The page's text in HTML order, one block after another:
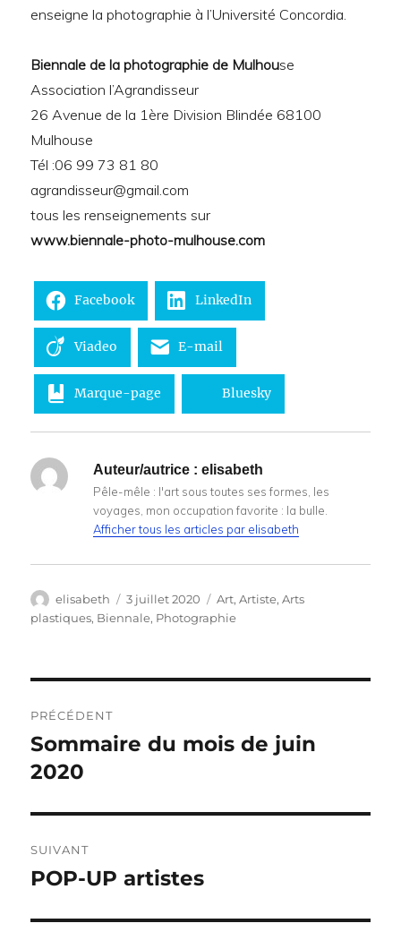
enseigne la photographie à l’Université Concordia.
Biennale de la photographie de Mulhouse
Association l’Agrandisseur
26 Avenue de la 1ère Division Blindée 68100
Mulhouse
Tél :06 99 73 81 80
agrandisseur@gmail.com
tous les renseignements sur
www.biennale-photo-mulhouse.com
Facebook LinkedIn
Viadeo E-mail
Marque-page Bluesky
Auteur/autrice : elisabeth
Pêle-mêle : l'art sous toutes ses formes, les
voyages, mon occupation favorite : la bulle.
Afficher tous les articles par elisabeth
Auteur
elisabeth
Publié
le
3 juillet 2020 Catégories
Art,Artiste,Arts
plastiques, Biennale, Photographie
de
l’article
PRÉCÉDENT
Publication
précédente :
Sommaire du mois de juin
2020
SUIVANT
Publication
POP-UP artistes